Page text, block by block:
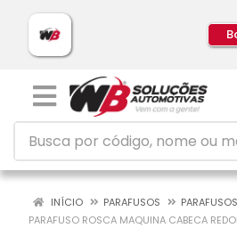
INÍCIO PARAFUSOS
PARAFUSOS
PARAFUSO ROSCA MAQUINA CABECA